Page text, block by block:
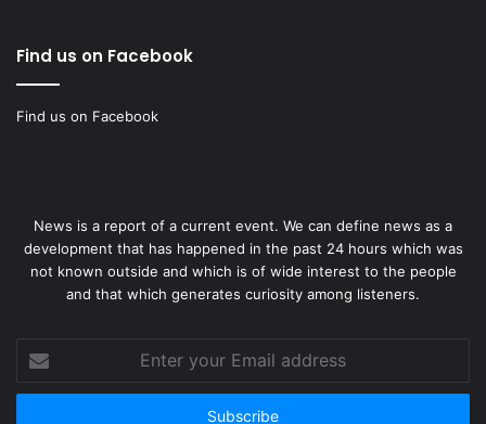
Find us on Facebook
Find us on Facebook
News is a report of a current event. We can define news as a
development that has happened in the past 24 hours which was
not known outside and which is of wide interest to the people
and that which generates curiosity among listeners.
your
Email